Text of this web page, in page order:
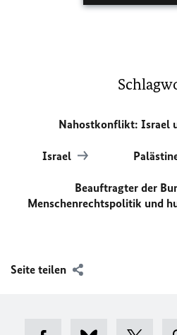
Nahostkonflikt: Israel
Israel
Beauftragter der
Menschenrechtspolitik und
Seite teilen